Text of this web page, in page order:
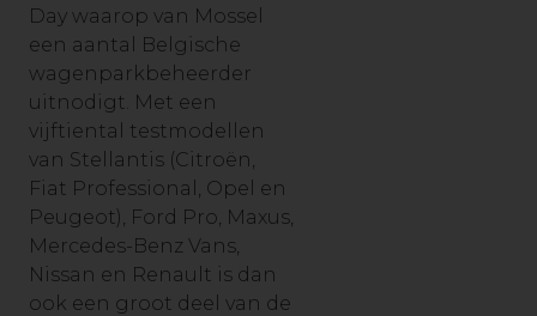
Day waarop van Mossel
een aantal Belgische
wagenparkbeheerder
uitnodigt. Met een
vijftiental testmodellen
van Stellantis (Citroën,
Fiat Professional, Opel en
Peugeot), Ford Pro, Maxus,
Mercedes-Benz Vans,
Nissan en Renault is dan
ook een groot deel van de